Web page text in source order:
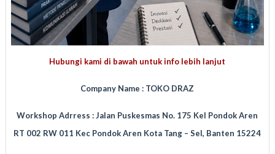
Hubungi kami di bawah untuk info lebih lanjut
Company Name : TOKO DRAZ
Workshop Adrress : Jalan Puskesmas No. 175 Kel Pondok Aren
RT 002 RW 011 Kec Pondok Aren Kota Tang – Sel, Banten 15224